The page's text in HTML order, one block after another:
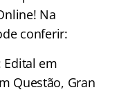
Na
conferir:
Edital em
Questão, Gran